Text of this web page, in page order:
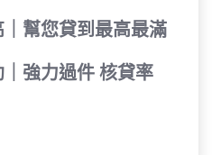
幫您貸到最高最滿
強力過件 核貸率